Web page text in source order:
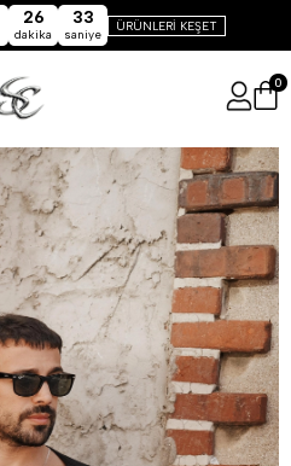
26
dakika
32
saniye
ÜRÜNLERİ KEŞET
0